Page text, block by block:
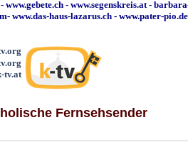
- www.gebete.ch - www.segenskreis.at -
- www.das-haus-lazarus.ch - www.pater-pio.de
tv.at
Fernsehsender